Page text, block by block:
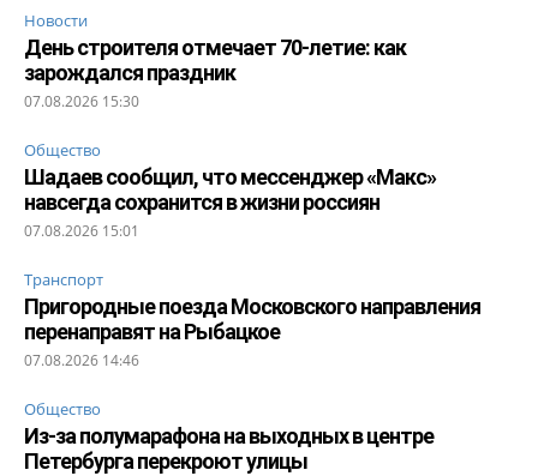
Новости
День строителя отмечает 70-летие: как
зарождался праздник
07.08.2026 15:30
Общество
Шадаев сообщил, что мессенджер «Макс»
навсегда сохранится в жизни россиян
07.08.2026 15:01
Транспорт
Пригородные поезда Московского направления
перенаправят на Рыбацкое
07.08.2026 14:46
Общество
Из-за полумарафона на выходных в центре
Петербурга перекроют улицы